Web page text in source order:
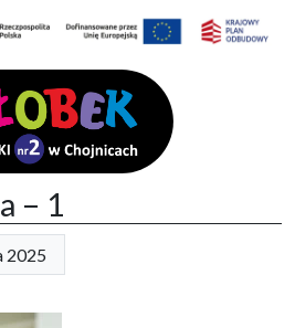
strażaka – 1
– 1
2025